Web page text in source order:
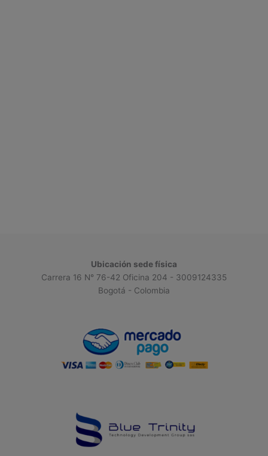
Ubicación sede física
Carrera 16 N° 76-42 Oficina 204 - 3009124335
Bogotá - Colombia